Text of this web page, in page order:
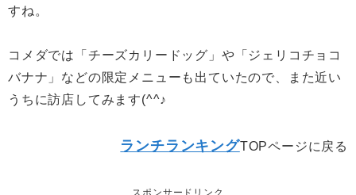
すね。
コメダでは「チーズカリードッグ」や「ジェリコチョコ
バナナ」などの限定メニューも出ていたので、また近い
うちに訪店してみます(^^♪
ランチランキングTOPページに戻る
スポンサードリンク